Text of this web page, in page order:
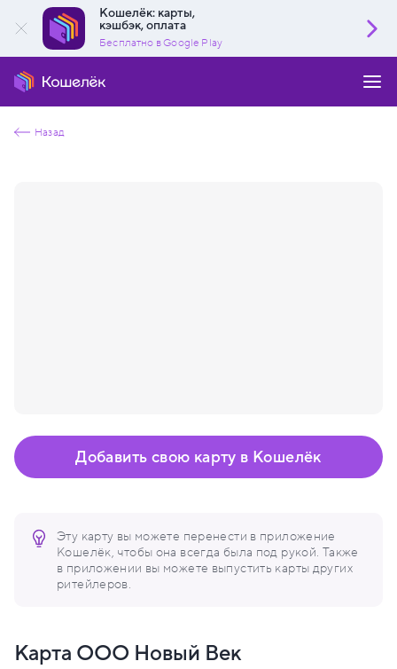
Кошелёк: карты,
кэшбэк, оплата
Бесплатно в Google Play
Назад
Эту карту вы можете перенести в приложение
Кошелёк, чтобы она всегда была под рукой. Также
в приложении вы можете выпустить карты других
ритейлеров.
Добавить свою карту в Кошелёк
Карта ООО Новый Век